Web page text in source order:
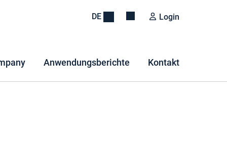
DE Login
Anwendungsberichte Kontakt